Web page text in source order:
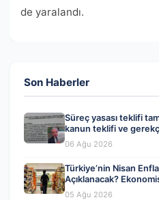
de yaralandı.
Son Haberler
Süreç yasası teklifi
kanun teklifi ve
06 Ağu 2026
Türkiye’nin Nisan
Açıklanacak?
Beklentiler
05 Ağu 2026